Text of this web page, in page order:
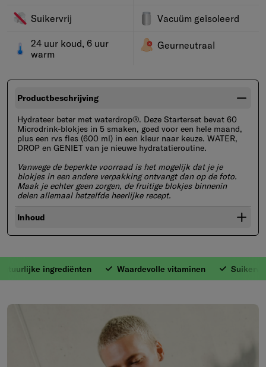
Suikervrij Vacuüm geïsoleerd
24 uur koud, 6 uur
warm
Geurneutraal
Productbeschrijving
Hydrateer beter met waterdrop®. Deze Starterset bevat 60
Microdrink-blokjes in 5 smaken, goed voor een hele maand,
plus een rvs fles (600 ml) in een kleur naar keuze. WATER,
DROP en GENIET van je nieuwe hydratatieroutine.
Vanwege de beperkte voorraad is het mogelijk dat je je
blokjes in een andere verpakking ontvangt dan op de foto.
Maak je echter geen zorgen, de fruitige blokjes binnenin
delen allemaal hetzelfde heerlijke recept.
Inhoud
1. Met natuurlijke
ingrediënten Waardevolle vitaminen Suikervrij